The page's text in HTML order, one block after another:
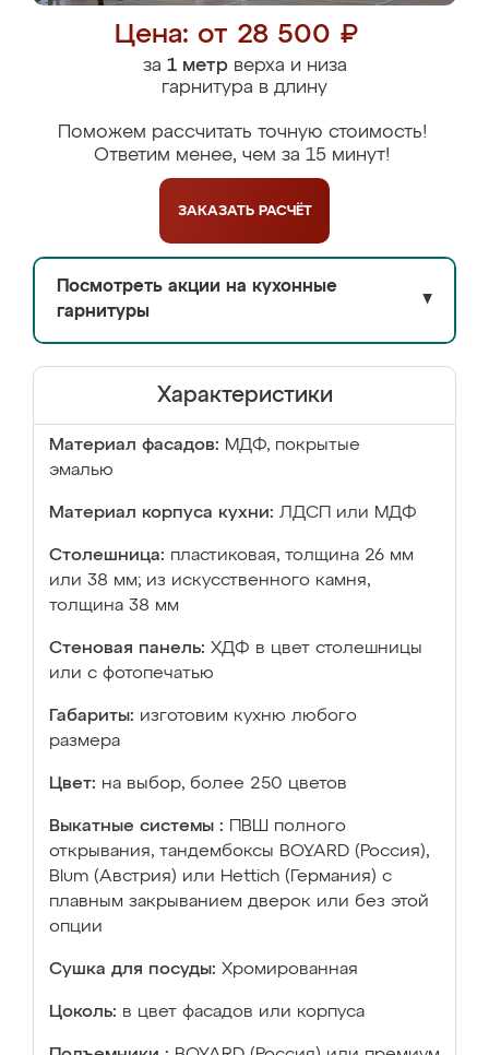
Цена: от 28 500 ₽
за 1 метрверха и низа
гарнитура в длину
Поможем рассчитать точную стоимость!
Ответим менее, чем за 15 минут!
ЗАКАЗАТЬ РАСЧЁТ
Посмотреть акции на кухонные
гарнитуры
▼
Характеристики
Материал фасадов: МДФ, покрытые
эмалью
Материал корпуса кухни: ЛДСП или МДФ
Столешница: пластиковая, толщина 26 мм
или 38 мм; из искусственного камня,
толщина 38 мм
Стеновая панель: ХДФ в цвет столешницы
или с фотопечатью
Габариты: изготовим кухню любого
размера
Цвет: на выбор, более 250 цветов
Выкатные системы :
ПВШ полного
открывания, тандембоксы BOYARD (Россия),
Blum (Австрия) или Hettich (Германия) с
плавным закрыванием дверок или без этой
опции
Сушка для посуды: Хромированная
Цоколь: в цвет фасадов или корпуса